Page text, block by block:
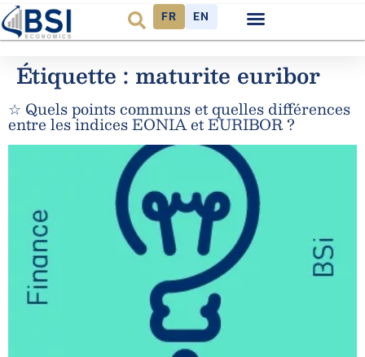
FR EN
Étiquette : maturite euribor
☆ Quels points communs et quelles différences
entre les indices EONIA et EURIBOR ?